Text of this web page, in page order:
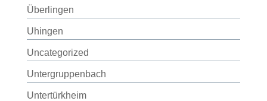
Überlingen
Uhingen
Uncategorized
Untergruppenbach
Untertürkheim